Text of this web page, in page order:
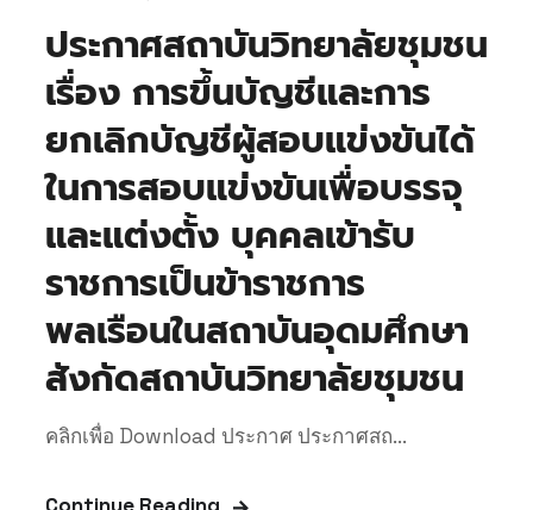
ประกาศสถาบันวิทยาลัยชุมชน
เรื่อง การขึ้นบัญชีและการ
ยกเลิกบัญชีผู้สอบแข่งขันได้
ในการสอบแข่งขันเพื่อบรรจุ
และแต่งตั้ง บุคคลเข้ารับ
ราชการเป็นข้าราชการ
พลเรือนในสถาบันอุดมศึกษา
สังกัดสถาบันวิทยาลัยชุมชน
คลิกเพื่อ Download ประกาศ ประกาศสถ...